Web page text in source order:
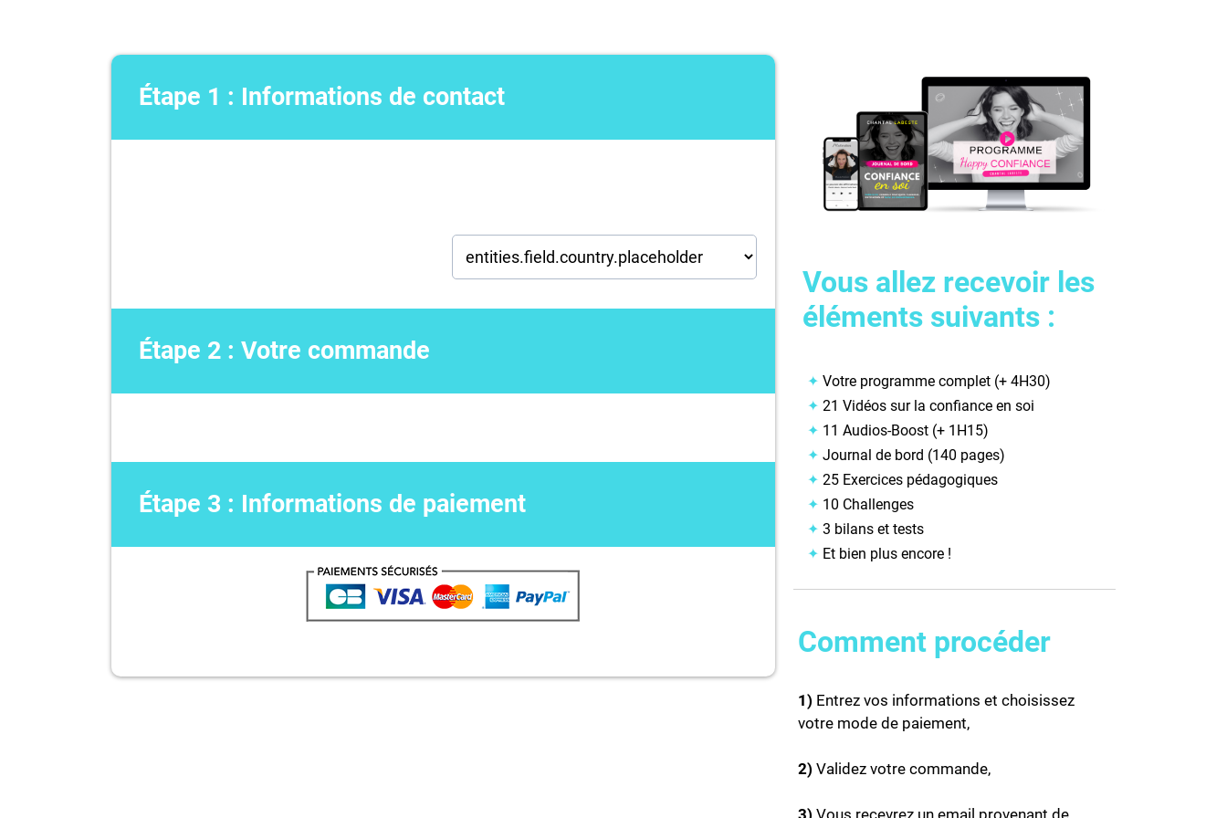
Étape 1 : Informations de contact
Étape 2 : Votre commande
Étape 3 : Informations de paiement
Vous allez recevoir les
éléments suivants :
✦ Votre programme complet (+ 4H30)
✦ 21 Vidéos sur la confiance en soi
✦ 11 Audios-Boost (+ 1H15)
✦ Journal de bord (140 pages)
✦ 25 Exercices pédagogiques
✦ 10 Challenges
✦ 3 bilans et tests
✦ Et bien plus encore !
Comment procéder
1) Entrez vos informations et choisissez
votre mode de paiement,
2) Validez votre commande,